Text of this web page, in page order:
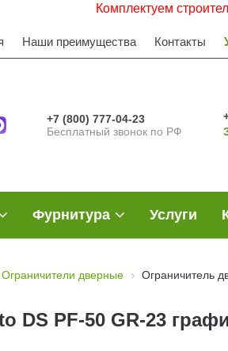
Комплектуем
Наши преимущества Контакты
+7 (800) 777-04-23
Бесплатный звонок по РФ
Фурнитура Услуги
Ограничители дверные Ограничитель
DS PF-50 GR-23